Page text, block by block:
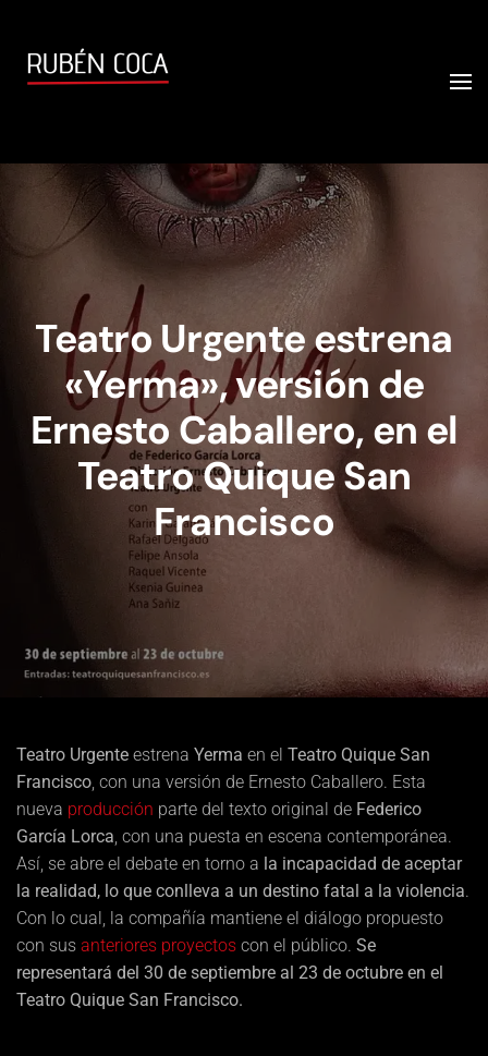
Teatro Urgente estrena
«Yerma», versión de
Ernesto Caballero, en el
Teatro Quique San
Francisco
Teatro Urgente estrena Yerma en el Teatro Quique San
Francisco, con una versión de Ernesto Caballero. Esta
nueva producción parte del texto original de Federico
García Lorca, con una puesta en escena contemporánea.
Así, se abre el debate en torno a la incapacidad de aceptar
la realidad, lo que conlleva a un destino fatal a la violencia.
Con lo cual, la compañía mantiene el diálogo propuesto
con sus anteriores proyectos con el público. Se
representará del 30 de septiembre al 23 de octubre en el
Teatro Quique San Francisco.